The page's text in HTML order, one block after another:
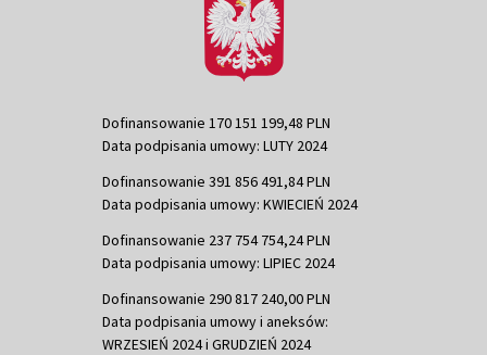
Dofinansowanie 170 151 199,48 PLN
Data podpisania umowy: LUTY 2024
Dofinansowanie 391 856 491,84 PLN
Data podpisania umowy: KWIECIEŃ 2024
Dofinansowanie 237 754 754,24 PLN
Data podpisania umowy: LIPIEC 2024
Dofinansowanie 290 817 240,00 PLN
Data podpisania umowy i aneksów:
WRZESIEŃ 2024 i GRUDZIEŃ 2024